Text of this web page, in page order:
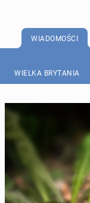
WIADOMOŚCI
WIELKA BRYTANIA